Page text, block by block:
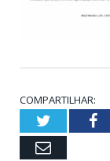
COMPARTILHAR:
Twitter
Email